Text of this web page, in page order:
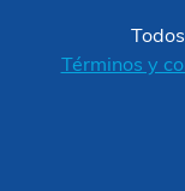
Términos y